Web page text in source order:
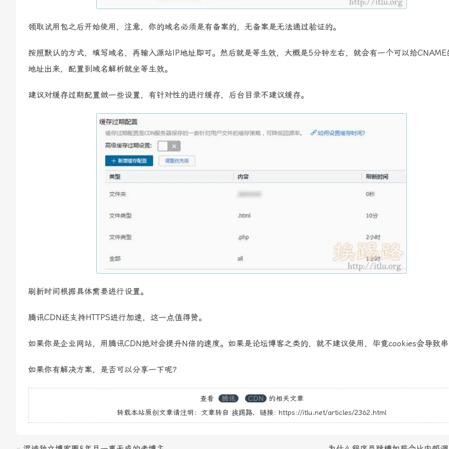
领取试用包之后开始使用，注意，你的域名必须是有备案的，无备案是无法通过验证的。
按照默认的方式，填写域名，再输入源站IP地址即可。然后就是等生效，大概是5分钟左右，就会有一个可以给CNAME
地址出来，配置到域名解析就坐等生效。
建议对缓存过期配置做一些设置，有针对性的进行缓存，后台目录不建议缓存。
刷新时间根据具体需要进行设置。
腾讯CDN还支持HTTPS进行加速，这一点值得赞。
如果你是企业网站，用腾讯CDN绝对会提升N倍的速度。如果是论坛博客之类的，就不建议使用，毕竟cookies会导致
如果你有解决方案，是否可以分享一下呢？
查看 腾讯 CDN
的相关文章
转载本站原创文章请注明：文章转自 挨踢路，链接: https://itlu.net/articles/2362.html